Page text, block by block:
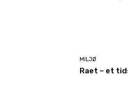
MILJØ
Raet – et